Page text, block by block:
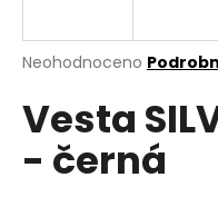
Průměrné
produktu
je
z
Neohodnoceno
Vesta
- černá
j
t
?